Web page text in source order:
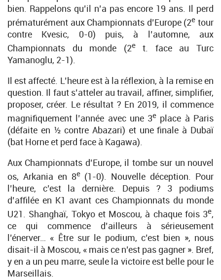
bien. Rappelons qu’il n’a pas encore 19 ans. Il perd
prématurément aux Championnats d’Europe (2e tour
contre Kvesic, 0-0) puis, à l’automne, aux
Championnats du monde (2et. face au Turc
Yamanoglu, 2-1).
Il est affecté. L’heure est à la réflexion, à la remise en
question. Il faut s’atteler au travail, affiner, simplifier,
proposer, créer. Le résultat ? En 2019, il commence
magnifiquement l’année avec une 3e place à Paris
(défaite en ½ contre Abazari) et une finale à Dubaï
(bat Horne et perd face à Kagawa).
Aux Championnats d’Europe, il tombe sur un nouvel
os, Arkania en 8e(1-0). Nouvelle déception. Pour
l’heure, c’est la dernière. Depuis ? 3 podiums
d’affilée en K1 avant ces Championnats du monde
U21. Shanghaï, Tokyo et Moscou, à chaque fois 3e,
ce qui commence d’ailleurs à sérieusement
l’énerver… « Être sur le podium, c’est bien », nous
disait-il à Moscou, « mais ce n’est pas gagner ». Bref,
y en a un peu marre, seule la victoire est belle pour le
Marseillais.